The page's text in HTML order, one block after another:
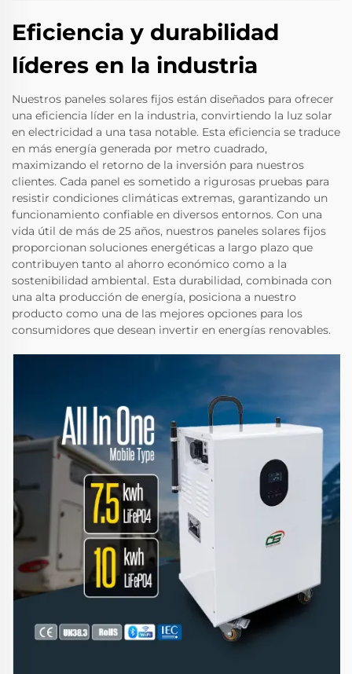
Eficiencia y durabilidad
líderes en la industria
Nuestros paneles solares fijos están diseñados para ofrecer
una eficiencia líder en la industria, convirtiendo la luz solar
en electricidad a una tasa notable. Esta eficiencia se traduce
en más energía generada por metro cuadrado,
maximizando el retorno de la inversión para nuestros
clientes. Cada panel es sometido a rigurosas pruebas para
resistir condiciones climáticas extremas, garantizando un
funcionamiento confiable en diversos entornos. Con una
vida útil de más de 25 años, nuestros paneles solares fijos
proporcionan soluciones energéticas a largo plazo que
contribuyen tanto al ahorro económico como a la
sostenibilidad ambiental. Esta durabilidad, combinada con
una alta producción de energía, posiciona a nuestro
producto como una de las mejores opciones para los
consumidores que desean invertir en energías renovables.